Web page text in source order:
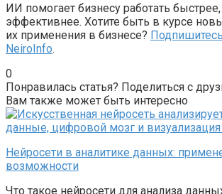
ИИ помогает бизнесу работать
эффективнее. Хотите быть в курсе
их применения в бизнесе?
NeiroInfo.
0
Понравилась статья? Поделиться с
Вам также может быть интересно
Нейросети в аналитике данных:
возможности
Что такое нейросети для анализа